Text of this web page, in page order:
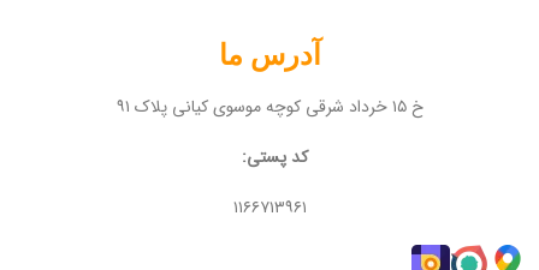
آدرس ما
خ ۱۵ خرداد شرقی کوچه موسوی کیانی پلاک ۹۱
کد پستی:
۱۱۶۶۷۱۳۹۶۱